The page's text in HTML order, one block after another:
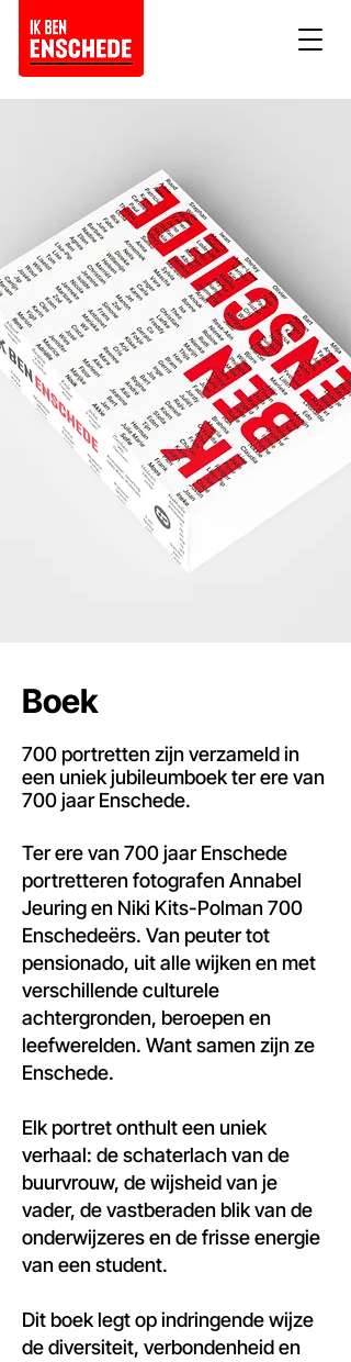
Boek
700 portretten zijn verzameld in
een uniek jubileumboek ter ere van
700 jaar Enschede.​
Ter ere van 700 jaar Enschede
portretteren fotografen Annabel
Jeuring en Niki Kits-Polman 700
Enschedeërs. Van peuter tot
pensionado, uit alle wijken en met
verschillende culturele
achtergronden, beroepen en
leefwerelden. Want samen zijn ze
Enschede.
Elk portret onthult een uniek
verhaal: de schaterlach van de
buurvrouw, de wijsheid van je
vader, de vastberaden blik van de
onderwijzeres en de frisse energie
van een student.
Dit boek legt op indringende wijze
de diversiteit, verbondenheid en